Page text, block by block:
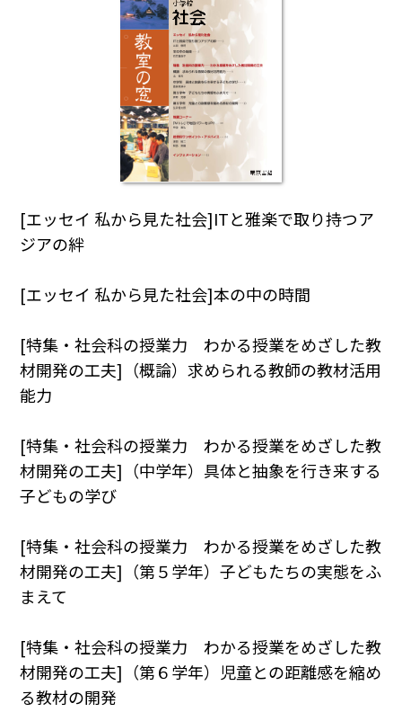
[エッセイ 私から見た社会]ITと雅楽で取り持つア
ジアの絆
[エッセイ 私から見た社会]本の中の時間
[特集・社会科の授業力 わかる授業をめざした教
材開発の工夫]（概論）求められる教師の教材活用
能力
[特集・社会科の授業力 わかる授業をめざした教
材開発の工夫]（中学年）具体と抽象を行き来する
子どもの学び
[特集・社会科の授業力 わかる授業をめざした教
材開発の工夫]（第５学年）子どもたちの実態をふ
まえて
[特集・社会科の授業力 わかる授業をめざした教
材開発の工夫]（第６学年）児童との距離感を縮め
る教材の開発